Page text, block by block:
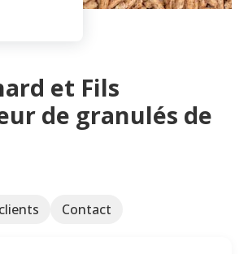
et Fils
de granulés de
Contact